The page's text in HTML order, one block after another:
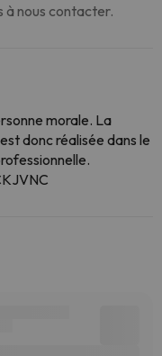
à nous contacter.
morale. La
donc réalisée dans le